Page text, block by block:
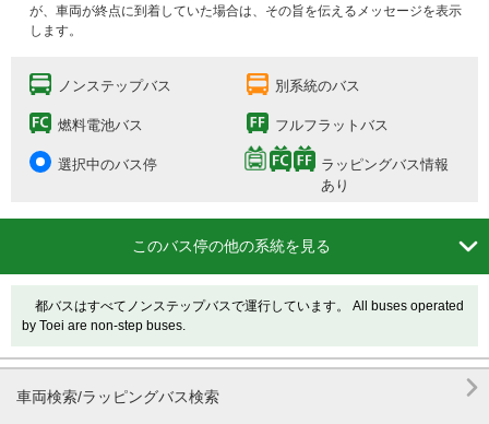
が、車両が終点に到着していた場合は、その旨を伝えるメッセージを表示
します。
ノンステップバス 別系統のバス
燃料電池バス フルフラットバス
選択中のバス停
ラッピングバス情報
あり
このバス停の他の系統を見る 
都バスはすべてノンステップバスで運行しています。 All buses operated
by Toei are non-step buses.
車両検索/ラッピングバス検索 